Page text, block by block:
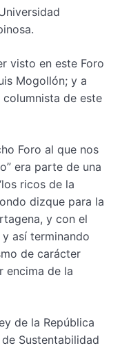
visto en este Foro
Mogollón; y a
de este
Foro al que nos
era parte de una
ricos de la
dizque para la
y con el
así terminando
de carácter
encima de la
de la República
Sustentabilidad